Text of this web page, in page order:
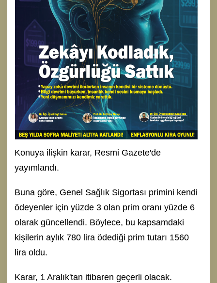
Konuya ilişkin karar, Resmi Gazete'de
yayımlandı.
Buna göre, Genel Sağlık Sigortası primini kendi
ödeyenler için yüzde 3 olan prim oranı yüzde 6
olarak güncellendi. Böylece, bu kapsamdaki
kişilerin aylık 780 lira ödediği prim tutarı 1560
lira oldu.
Karar, 1 Aralık'tan itibaren geçerli olacak.